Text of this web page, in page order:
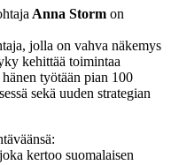
Anna Storm on
jolla on vahva näkemys
kehittää toimintaa
työtään pian 100
sekä uuden strategian
kertoo suomalaisen